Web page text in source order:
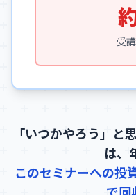
受
「いつかやろう」と
は、
このセミナーへの投